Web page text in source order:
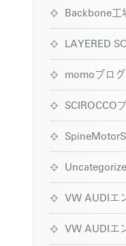
Backbone工
LAYERED
momoブログ
SCIROCCO
VW AUDIエ
VW AUDIエ